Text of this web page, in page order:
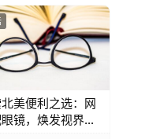
美便利之选：网
镜，焕发视界新